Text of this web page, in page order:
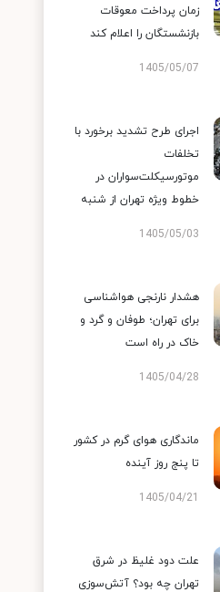
زمان پرداخت معوقات
بازنشستگان را اعلام کند
1405/05/07
اجرای طرح تشدید برخورد با
تخلفات
موتورسیکلت‌سواران در
خطوط ویژه تهران از شنبه
1405/05/03
هشدار نارنجی هواشناسی
برای تهران؛ طوفان و گرد و
خاک در راه است
1405/04/28
ماندگاری هوای گرم در کشور
تا پنج روز آینده
1405/04/21
علت دود غلیظ در شرق
تهران چه بود؟ آتش‌سوزی